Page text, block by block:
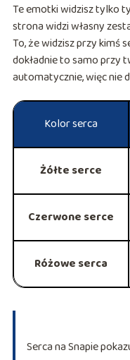
Te emotki widzisz tylko
strona widzi własny
To, że widzisz przy kimś
dokładnie to samo przy
automatycznie, więc nie
Kolor serca
Żółte serce
Czerwone serce
Różowe serca
Serca na Snapie